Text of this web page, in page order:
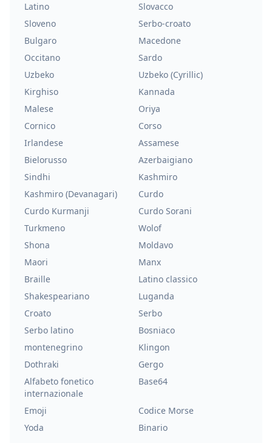
Latino
Slovacco
Sloveno
Serbo-croato
Bulgaro
Macedone
Occitano
Sardo
Uzbeko
Uzbeko (Cyrillic)
Kirghiso
Kannada
Malese
Oriya
Cornico
Corso
Irlandese
Assamese
Bielorusso
Azerbaigiano
Sindhi
Kashmiro
Kashmiro (Devanagari)
Curdo
Curdo Kurmanji
Curdo Sorani
Turkmeno
Wolof
Shona
Moldavo
Maori
Manx
Braille
Latino classico
Shakespeariano
Luganda
Croato
Serbo
Serbo latino
Bosniaco
montenegrino
Klingon
Dothraki
Gergo
Alfabeto fonetico
internazionale
Base64
Emoji
Codice Morse
Yoda
Binario